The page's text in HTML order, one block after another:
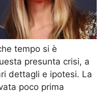
tempo si è
presunta crisi, a
dettagli e ipotesi. La
poco prima